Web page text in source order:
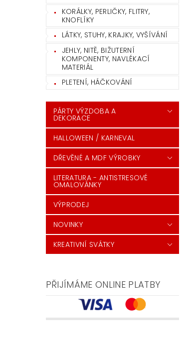
KORÁLKY, PERLIČKY, FLITRY,
KNOFLÍKY
LÁTKY, STUHY, KRAJKY, VYŠÍVÁNÍ
JEHLY, NITĚ, BIŽUTERNÍ
KOMPONENTY, NAVLÉKACÍ
MATERIÁL
PLETENÍ, HÁČKOVÁNÍ
PÁRTY VÝZDOBA A
DEKORACE
HALLOWEEN / KARNEVAL
DŘEVĚNÉ A MDF VÝROBKY
LITERATURA - ANTISTRESOVÉ
OMALOVÁNKY
VÝPRODEJ
NOVINKY
KREATIVNÍ SVÁTKY
PŘIJÍMÁME ONLINE PLATBY